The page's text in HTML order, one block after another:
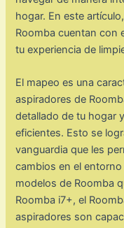
hogar. En este
Roomba cuentan con
tu experiencia de
El mapeo es una
aspiradores de
detallado de tu hogar
eficientes. Esto se
vanguardia que les
cambios en el
modelos de Roomba
Roomba i7+, el
aspiradores son